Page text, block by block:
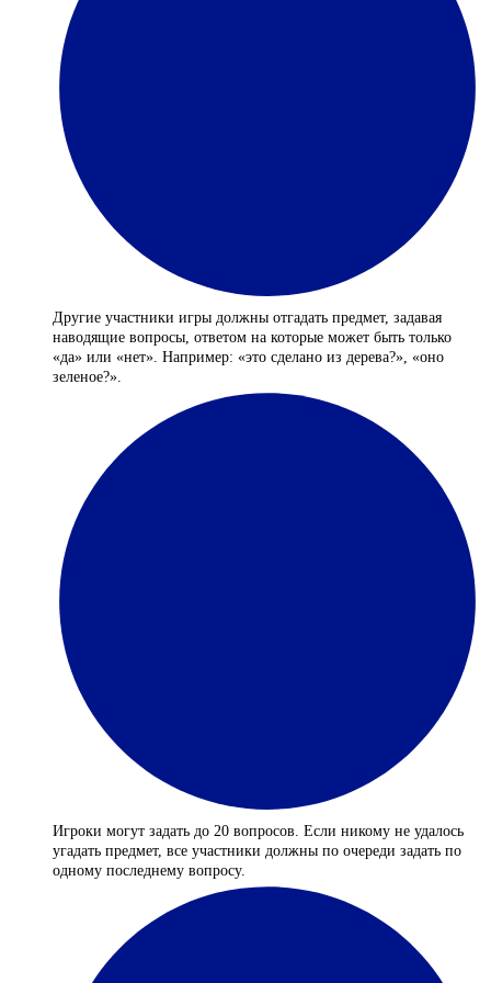
Другие участники игры должны отгадать предмет, задавая
наводящие вопросы, ответом на которые может быть только
«да» или «нет». Например: «это сделано из дерева?», «оно
зеленое?».
Игроки могут задать до 20 вопросов. Если никому не удалось
угадать предмет, все участники должны по очереди задать по
одному последнему вопросу.